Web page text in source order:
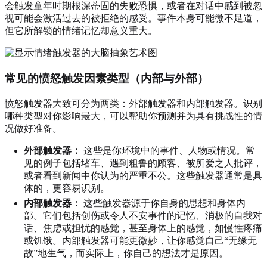
会触发童年时期根深蒂固的失败恐惧，或者在对话中感到被忽
视可能会激活过去的被拒绝的感受。事件本身可能微不足道，
但它所解锁的情绪记忆却意义重大。
常见的愤怒触发因素类型（内部与外部）
愤怒触发器大致可分为两类：外部触发器和内部触发器。识别
哪种类型对你影响最大，可以帮助你预测并为具有挑战性的情
况做好准备。
外部触发器： 这些是你环境中的事件、人物或情况。常
见的例子包括堵车、遇到粗鲁的顾客、被所爱之人批评，
或者看到新闻中你认为的严重不公。这些触发器通常是具
体的，更容易识别。
内部触发器： 这些触发器源于你自身的思想和身体内
部。它们包括创伤或令人不安事件的记忆、消极的自我对
话、焦虑或担忧的感觉，甚至身体上的感觉，如慢性疼痛
或饥饿。内部触发器可能更微妙，让你感觉自己“无缘无
故”地生气，而实际上，你自己的想法才是原因。